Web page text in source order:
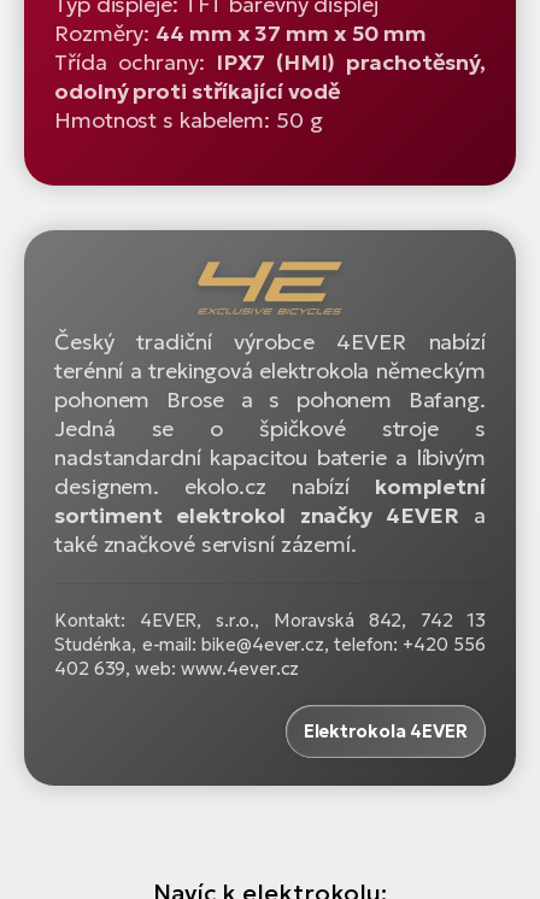
Rozměry: 44 mm x 37 mm x 50 mm
Třída ochrany: IPX7 (HMI) prachotěsný,
odolný proti stříkající vodě
Hmotnost s kabelem: 50 g
Český tradiční výrobce 4EVER nabízí
terénní a trekingová elektrokola německým
pohonem Brose a s pohonem Bafang.
Jedná se o špičkové stroje s
nadstandardní kapacitou baterie a líbivým
designem. ekolo.cz nabízí kompletní
sortiment elektrokol značky 4EVER a
také značkové servisní zázemí.
Kontakt: 4EVER, s.r.o., Moravská 842, 742 13
Studénka, e-mail: bike@4ever.cz, telefon: +420 556
402 639, web: www.4ever.cz
Elektrokola 4EVER